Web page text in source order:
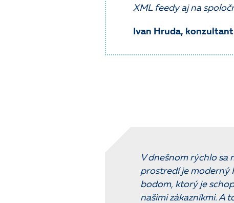
XML feedy aj na
Ivan Hruda, konzultant
V dnešnom rýchlo sa
prostredí je moderný
bodom, ktorý je
našimi zákazníkmi. A